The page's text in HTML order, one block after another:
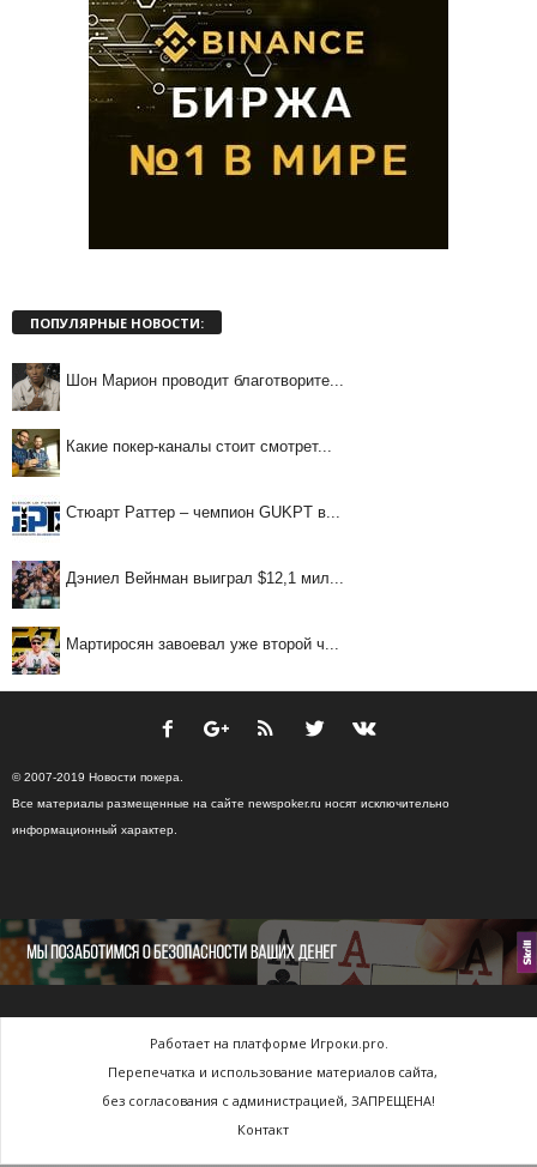
ПОПУЛЯРНЫЕ НОВОСТИ:
Шон Марион проводит благотворите...
Какие покер-каналы стоит смотрет...
Стюарт Раттер – чемпион GUKPT в...
Дэниел Вейнман выиграл $12,1 мил...
Мартиросян завоевал уже второй ч...
© 2007-2019 Новости покера.
Все материалы размещенные на сайте newspoker.ru носят исключительно
информационный характер.
Работает на платформе Игроки.pro.
Перепечатка и использование материалов сайта,
без согласования с администрацией, ЗАПРЕЩЕНА!
Контакт